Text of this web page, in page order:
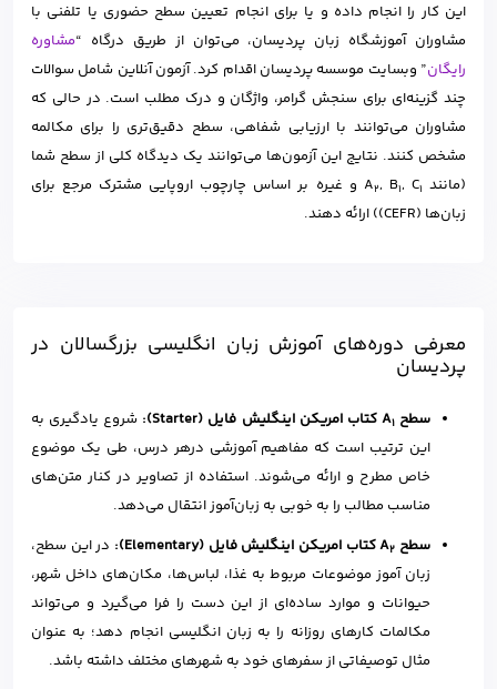
این کار را انجام داده و یا برای انجام تعیین سطح حضوری یا تلفنی با
مشاوران آموزشگاه زبان پردیسان، می‌توان از طریق درگاه “مشاوره
رایگان” وبسایت موسسه پردیسان اقدام کرد. آزمون آنلاین شامل سوالات
چند گزینه‌ای برای سنجش گرامر، واژگان و درک مطلب است. در حالی که
مشاوران می‌توانند با ارزیابی شفاهی، سطح دقیق‌تری را برای مکالمه
مشخص کنند. نتایج این آزمون‌ها می‌توانند یک دیدگاه کلی از سطح شما
(مانند A
2, B1, C1
و غیره بر اساس چارچوب اروپایی مشترک مرجع برای
زبان‌ها (CEFR)) ارائه دهند.
معرفی دوره‌های آموزش زبان انگلیسی بزرگسالان در
پردیسان
سطح A1 کتاب امریکن اینگلیش فایل (Starter):
شروع یادگیری به
این ترتیب است که مفاهیم آموزشی درهر درس، طی یک موضوع
خاص مطرح و ارائه می‌شوند. استفاده از تصاویر در کنار متن‌های
مناسب مطالب را به خوبی به زبان‌آموز انتقال می‌دهد.
سطح A 2 کتاب امریکن اینگلیش فایل (Elementary):
در این سطح،
زبان آموز موضوعات مربوط به غذا، لباس‌ها، مکان‌های داخل شهر،
حیوانات و موارد ساده‌ای از این دست را فرا می‌گیرد و می‌تواند
مکالمات کارهای روزانه را به زبان انگلیسی انجام دهد؛ به عنوان
مثال توصیفاتی از سفرهای خود به شهرهای مختلف داشته باشد.